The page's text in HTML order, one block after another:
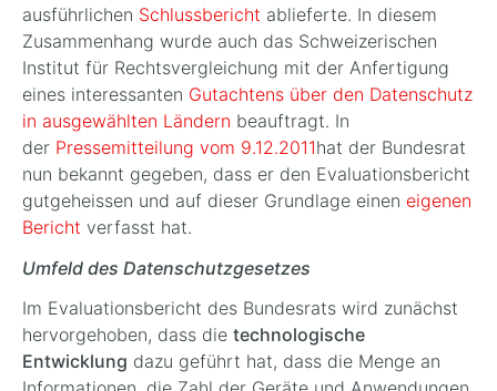
ausführlichen Schlussbericht ablieferte. In diesem
Zusammenhang wurde auch das Schweizerischen
Institut für Rechtsvergleichung mit der Anfertigung
eines interessanten Gutachtens über den Datenschutz
in ausgewählten Ländern beauftragt. In
der Pressemitteilung vom 9.12.2011hat der Bundesrat
nun bekannt gegeben, dass er den Evaluationsbericht
gutgeheissen und auf dieser Grundlage einen eigenen
Bericht verfasst hat.
Umfeld des Datenschutzgesetzes
Im Evaluationsbericht des Bundesrats wird zunächst
hervorgehoben, dass die technologische
Entwicklung dazu geführt hat, dass die Menge an